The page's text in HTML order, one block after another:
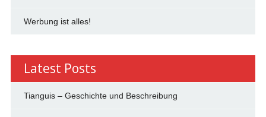
Werbung ist alles!
Latest Posts
Tianguis – Geschichte und Beschreibung